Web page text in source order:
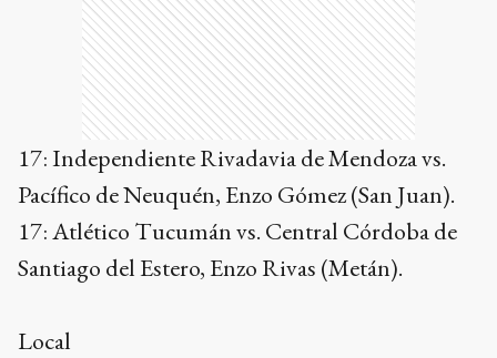
17: Independiente Rivadavia de Mendoza vs.
Pacífico de Neuquén, Enzo Gómez (San Juan).
17: Atlético Tucumán vs. Central Córdoba de
Santiago del Estero, Enzo Rivas (Metán).
Local